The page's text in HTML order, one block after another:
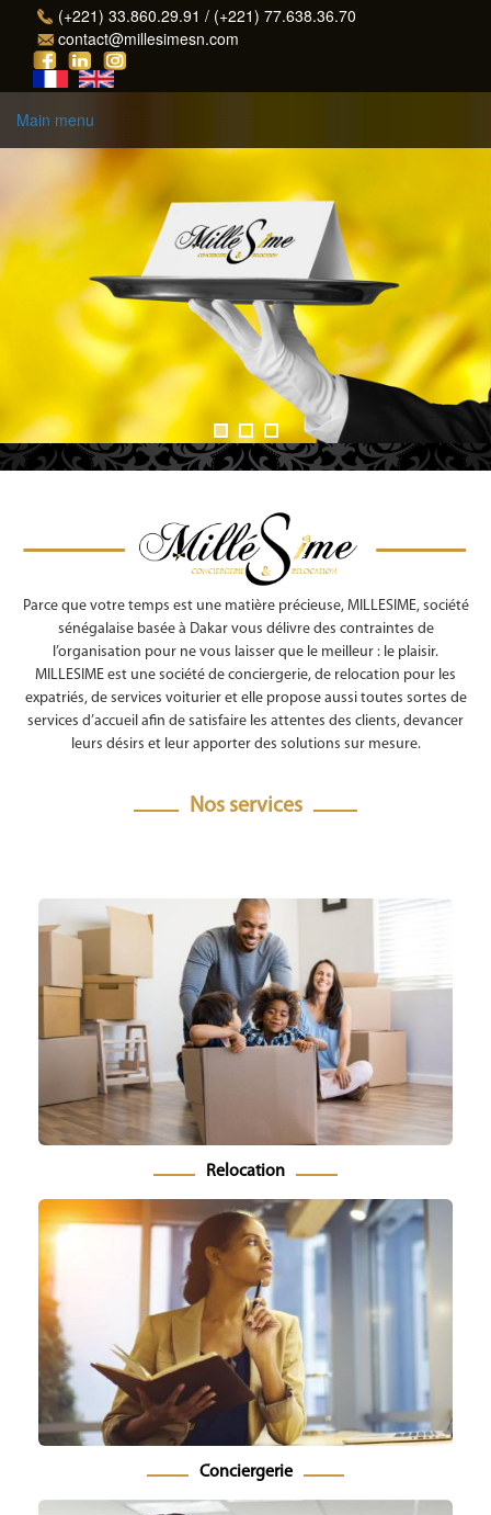
Aller au contenu principal
(+221) 33.860.29.91 / (+221) 77.638.36.70
contact@millesimesn.com
Main menu
Parce que votre temps est une matière précieuse, MILLESIME, société
sénégalaise basée à Dakar vous délivre des contraintes de
l’organisation pour ne vous laisser que le meilleur : le plaisir.
MILLESIME est une société de conciergerie, de relocation pour les
expatriés, de services voiturier et elle propose aussi toutes sortes de
services d’accueil afin de satisfaire les attentes des clients, devancer
leurs désirs et leur apporter des solutions sur mesure.
Nos services
Relocation
Conciergerie